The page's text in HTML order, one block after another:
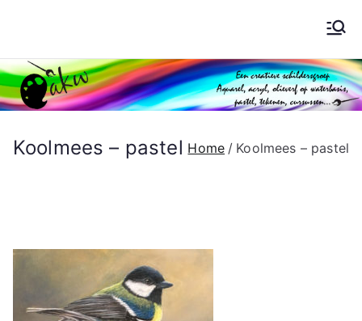
de
inhoud
Schilderen AKW
Koolmees – pastel Home Koolmees – pastel